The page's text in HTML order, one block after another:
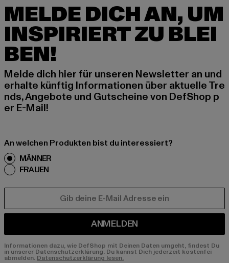
MELDE DICH AN, UM
INSPIRIERT ZU BLEI
BEN!
Melde dich hier für unseren Newsletter an und
erhalte künftig Informationen über aktuelle Tre
nds, Angebote und Gutscheine von DefShop p
er E-Mail!
An welchen Produkten bist du interessiert?
MÄNNER
FRAUEN
ANMELDEN
Informationen dazu, wie DefShop mit Deinen Daten umgeht, findest Du
in unserer Datenschutzerklärung. Du kannst Dich jederzeit kostenfei
abmelden. Datenschutzerklärung lesen.